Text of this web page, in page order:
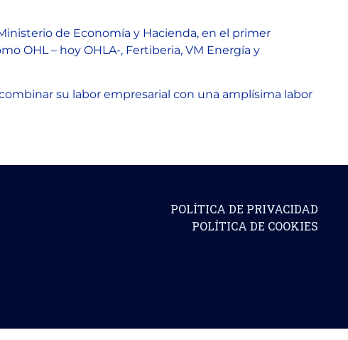
de Economía y Hacienda, en el primer
OHL – hoy OHLA-, Fertiberia, VM Energía y
su labor empresarial con una amplísima labor
POLÍTICA DE PRIVACIDAD
POLÍTICA DE COOKIES